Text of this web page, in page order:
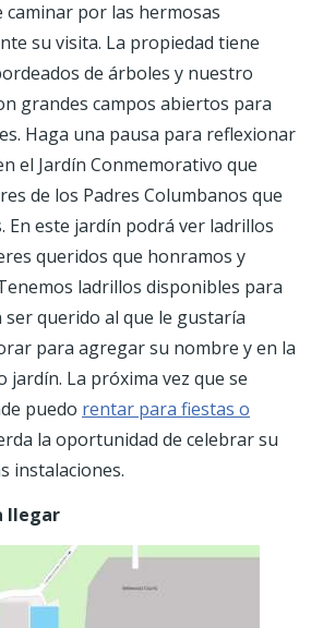
caminar por las hermosas
su visita. La propiedad tiene
de árboles y nuestro
grandes campos abiertos para
Haga una pausa para reflexionar
el Jardín Conmemorativo que
de los Padres Columbanos que
este jardín podrá ver ladrillos
queridos que honramos y
ladrillos disponibles para
querido al que le gustaría
para agregar su nombre y en la
La próxima vez que se
puedo rentar para fiestas o
la oportunidad de celebrar su
instalaciones.
llegar